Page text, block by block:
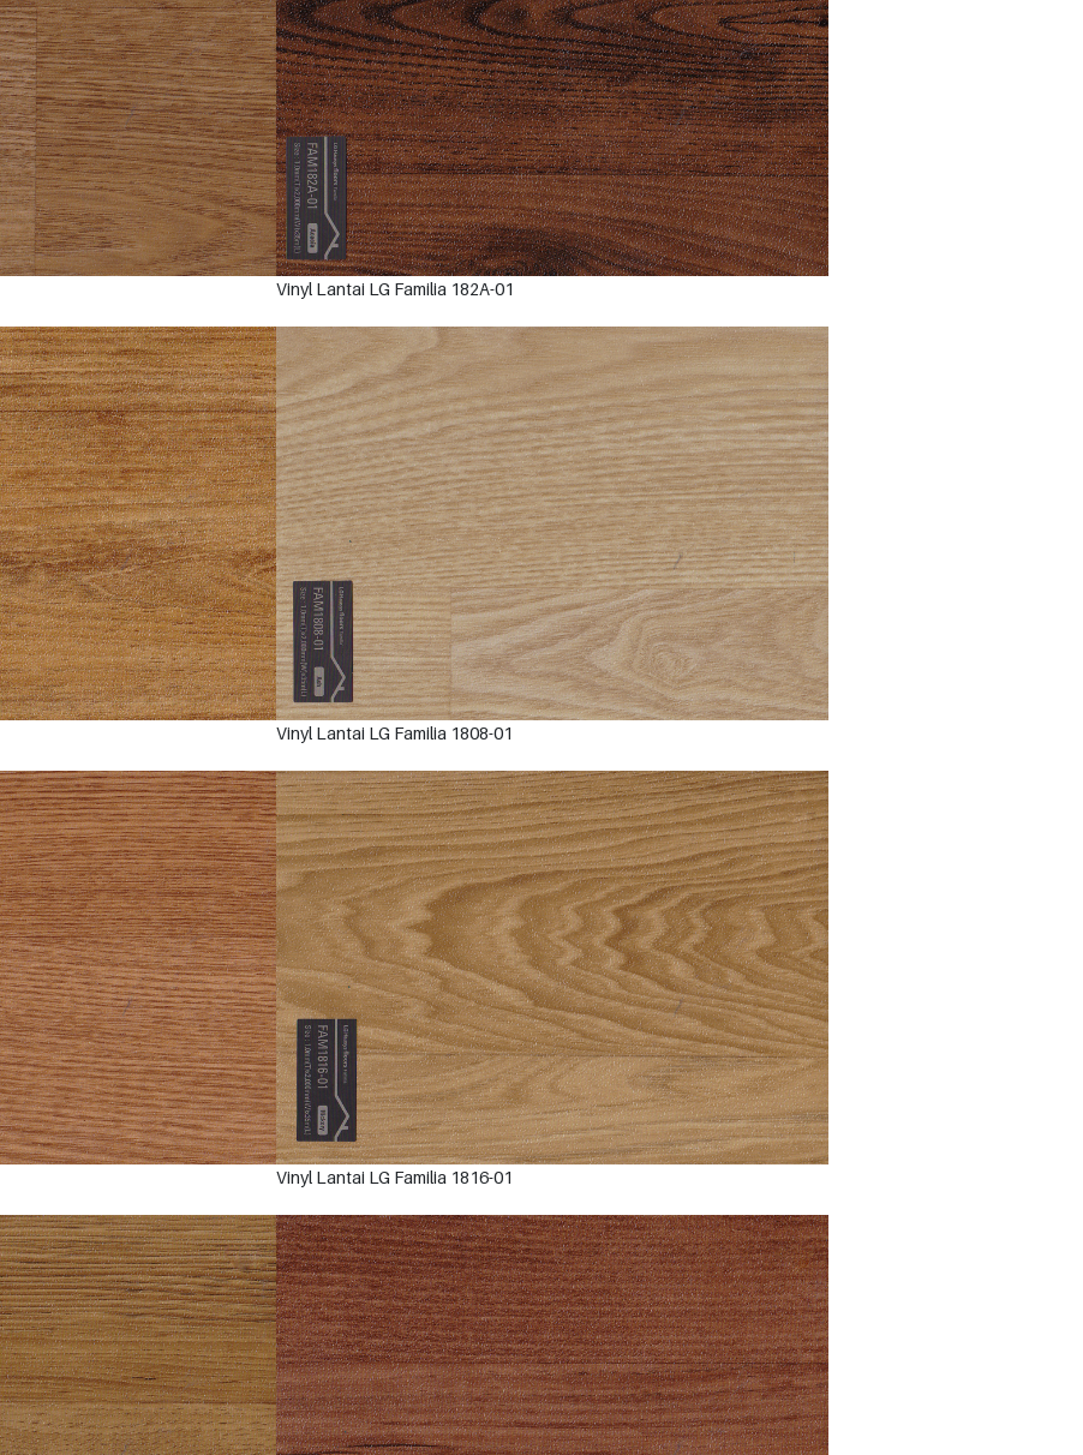
Vinyl Lantai LG Familia 182A-01
Vinyl Lantai LG Familia 1808-01
Vinyl Lantai LG Familia 1816-01